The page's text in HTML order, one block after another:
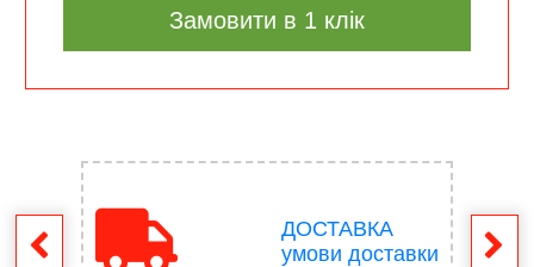
Замовити в 1 клік
ДОСТАВКА
умови доставки